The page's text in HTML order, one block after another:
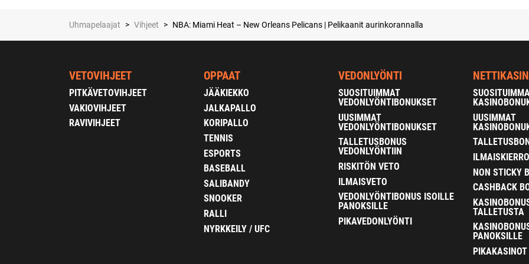
Uhmapelaajat > Vihjeet > NBA: Miami Heat – New Orleans Pelicans | Pelikaanit aurinkorannalla
VETOVIHJEET
PITKÄVETOVIHJEET
VAKIOVIHJEET
RAVIVIHJEET
OPPAAT
JÄÄKIEKKO
JALKAPALLO
KORIPALLO
TENNIS
ESPORTS
BASEBALL
SALIBANDY
SNOOKER
RALLI
NYRKKEILY / UFC
VEDONLYÖNTI
SUOSITUIMMAT
VEDONLYÖNTIBONUKSET
UUSIMMAT
VEDONLYÖNTIBONUKSET
TALLETUSBONUS
VEDONLYÖNTIIN
RISKITÖN VETO
ILMAISVETO
VEDONLYÖNTIBONUS ISOILLE
PANOKSILLE
PIKAVEDONLYÖNTI
UUSIMMAT
NON STICKY
CASHBACK
TALLETUSTA
PANOKSILLE
PIKAKASINOT